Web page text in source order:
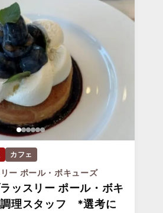
カフェ
ー ポール・ボキューズ
ラッスリー ポール・ボキ
調理スタッフ *選考に